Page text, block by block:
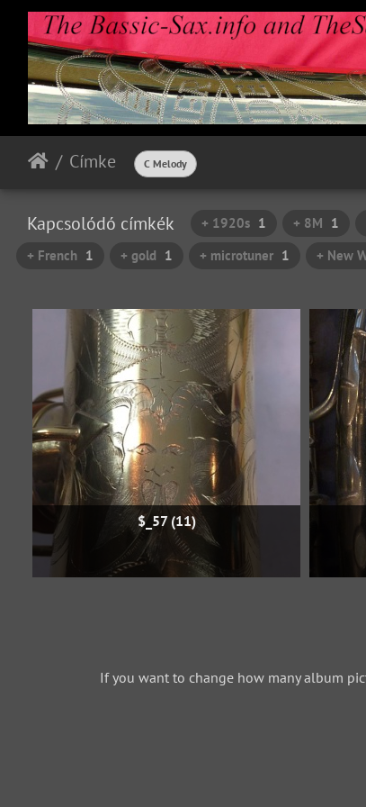
Címke C Melody
Kapcsolódó címkék + 1920s 1 + 8M 1
+ French 1 + gold 1 + microtuner 1 + New
$_57 (11)
If you want to change how many album